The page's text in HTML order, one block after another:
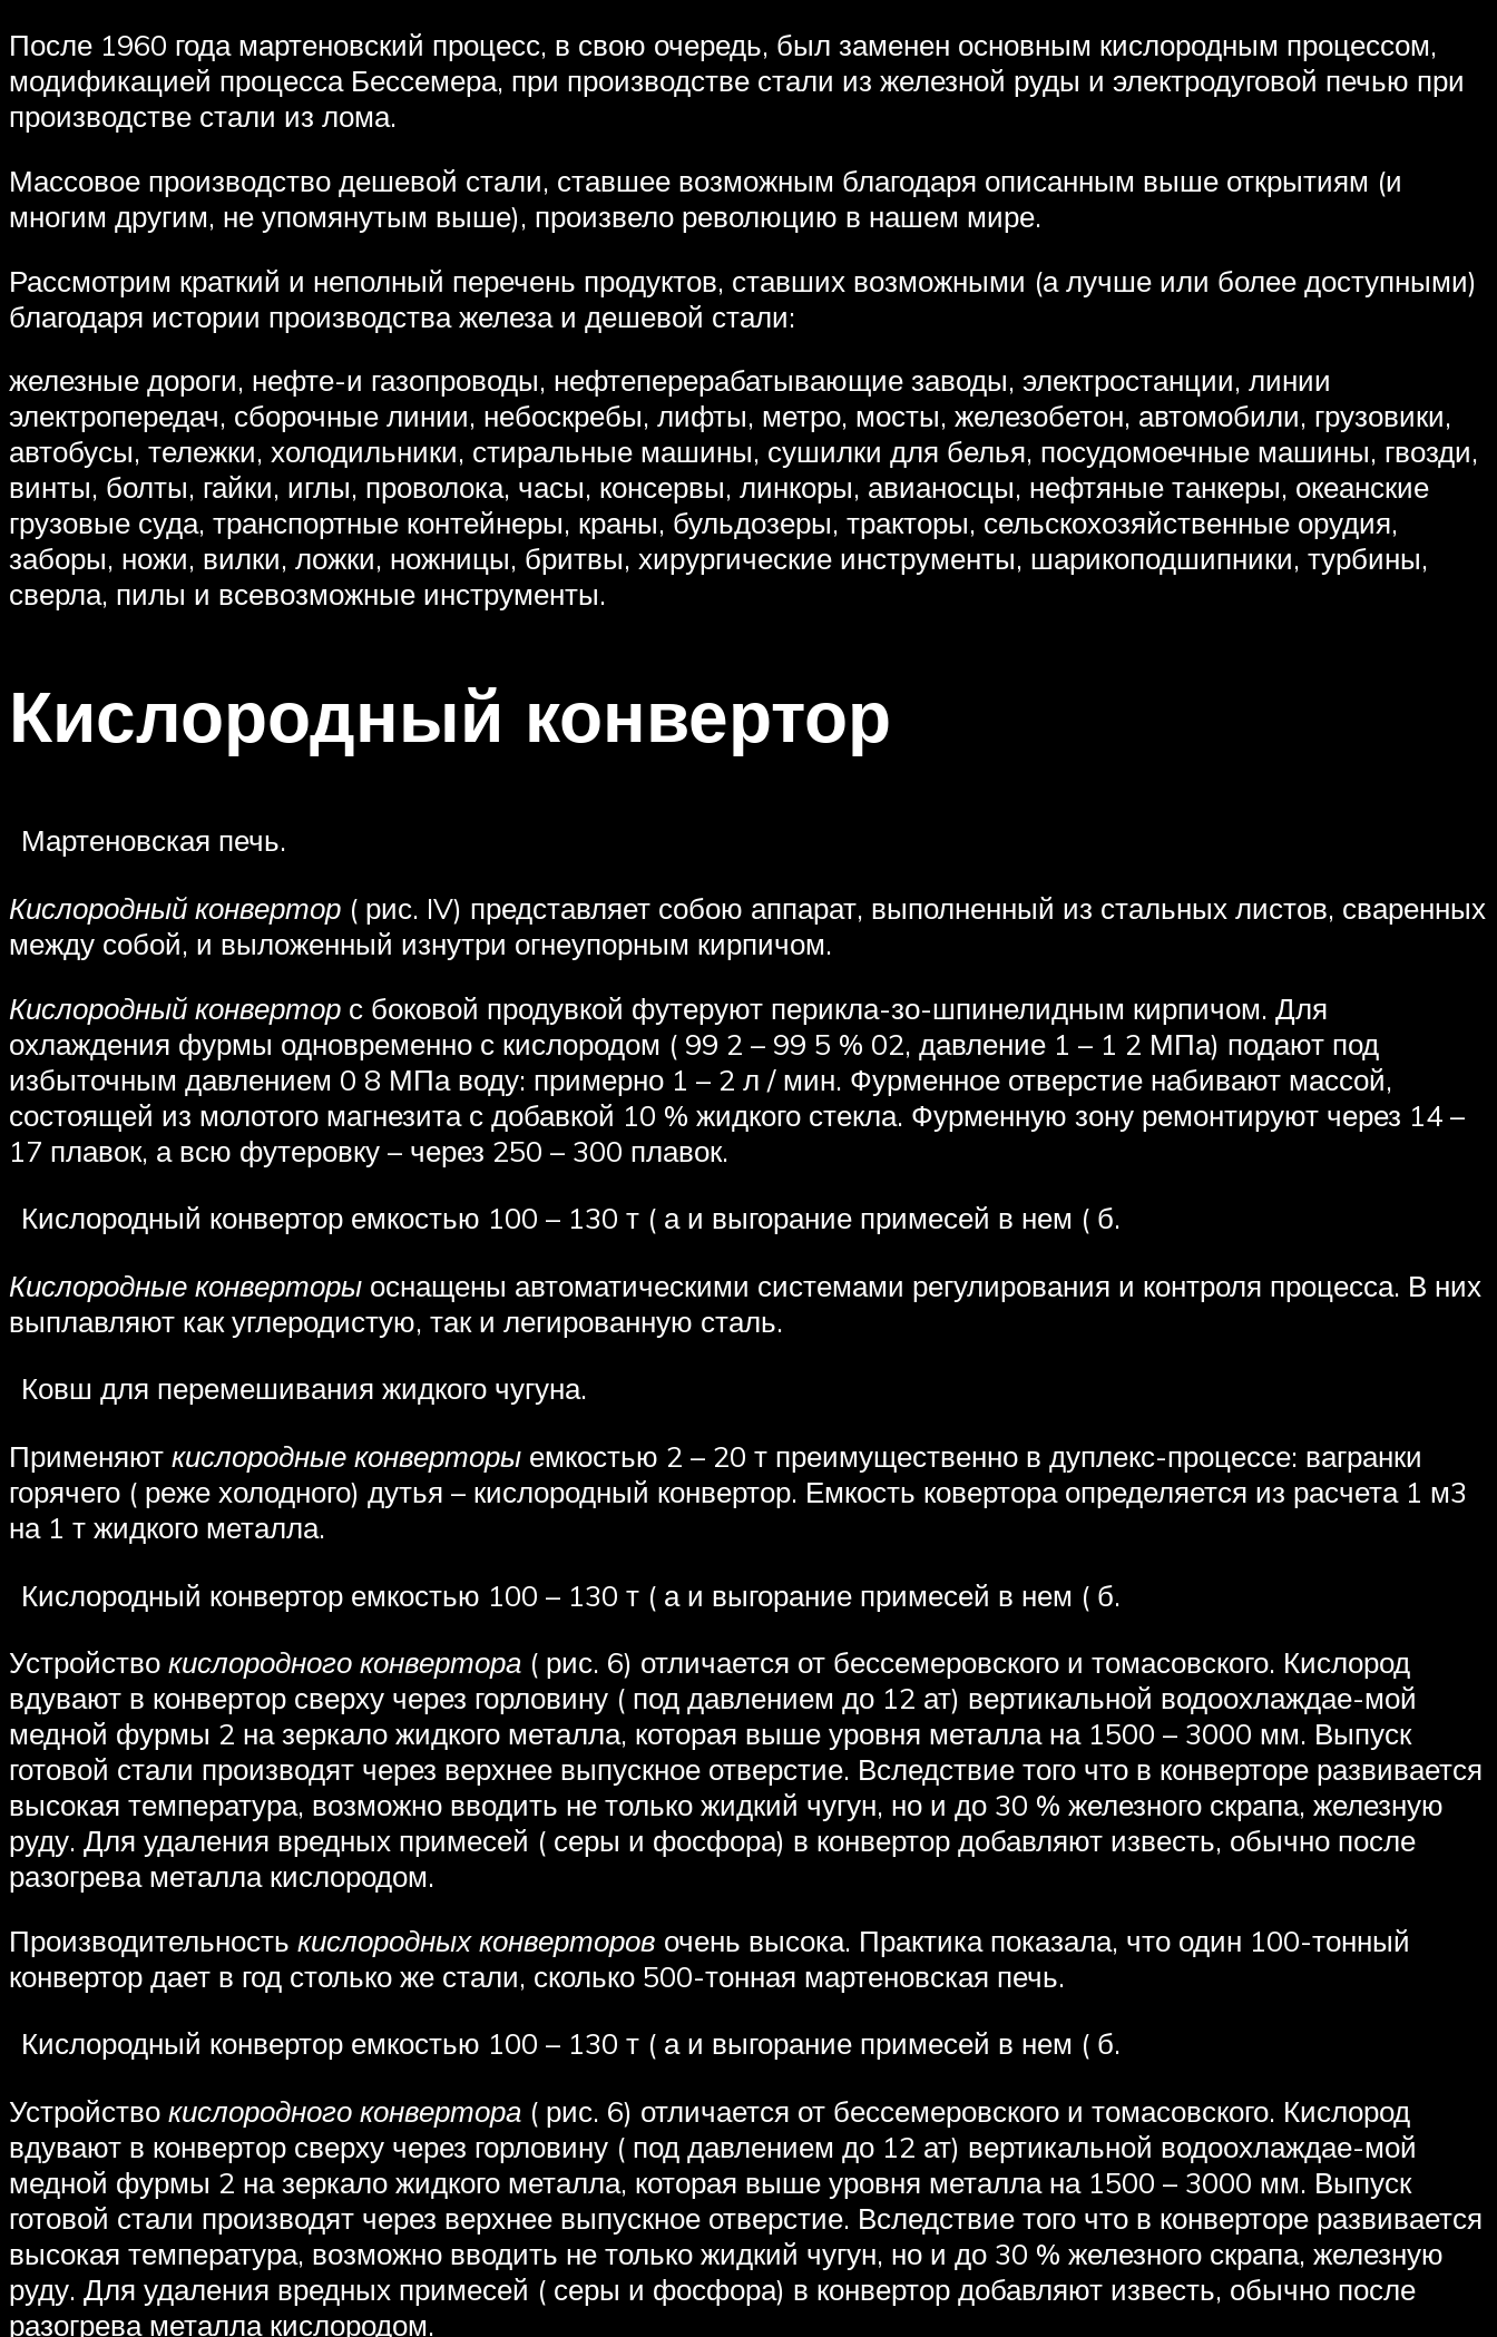
После 1960 года мартеновский процесс, в свою очередь, был заменен основным кислородным процессом,
модификацией процесса Бессемера, при производстве стали из железной руды и электродуговой печью при
производстве стали из лома.
Массовое производство дешевой стали, ставшее возможным благодаря описанным выше открытиям (и
многим другим, не упомянутым выше), произвело революцию в нашем мире.
Рассмотрим краткий и неполный перечень продуктов, ставших возможными (а лучше или более доступными)
благодаря истории производства железа и дешевой стали:
железные дороги, нефте-и газопроводы, нефтеперерабатывающие заводы, электростанции, линии
электропередач, сборочные линии, небоскребы, лифты, метро, мосты, железобетон, автомобили, грузовики,
автобусы, тележки, холодильники, стиральные машины, сушилки для белья, посудомоечные машины, гвозди,
винты, болты, гайки, иглы, проволока, часы, консервы, линкоры, авианосцы, нефтяные танкеры, океанские
грузовые суда, транспортные контейнеры, краны, бульдозеры, тракторы, сельскохозяйственные орудия,
заборы, ножи, вилки, ложки, ножницы, бритвы, хирургические инструменты, шарикоподшипники, турбины,
сверла, пилы и всевозможные инструменты.
Кислородный конвертор
Мартеновская печь.
Кислородный конвертор ( рис. IV) представляет собою аппарат, выполненный из стальных листов, сваренных
между собой, и выложенный изнутри огнеупорным кирпичом.
Кислородный конвертор с боковой продувкой футеруют перикла-зо-шпинелидным кирпичом. Для
охлаждения фурмы одновременно с кислородом ( 99 2 – 99 5 % 02, давление 1 – 1 2 МПа) подают под
избыточным давлением 0 8 МПа воду: примерно 1 – 2 л / мин. Фурменное отверстие набивают массой,
состоящей из молотого магнезита с добавкой 10 % жидкого стекла. Фурменную зону ремонтируют через 14 –
17 плавок, а всю футеровку – через 250 – 300 плавок.
Кислородный конвертор емкостью 100 – 130 т ( а и выгорание примесей в нем ( б.
Кислородные конверторы оснащены автоматическими системами регулирования и контроля процесса. В них
выплавляют как углеродистую, так и легированную сталь.
Ковш для перемешивания жидкого чугуна.
Применяют кислородные конверторы емкостью 2 – 20 т преимущественно в дуплекс-процессе: вагранки
горячего ( реже холодного) дутья – кислородный конвертор. Емкость ковертора определяется из расчета 1 м3
на 1 т жидкого металла.
Кислородный конвертор емкостью 100 – 130 т ( а и выгорание примесей в нем ( б.
Устройство кислородного конвертора ( рис. 6) отличается от бессемеровского и томасовского. Кислород
вдувают в конвертор сверху через горловину ( под давлением до 12 ат) вертикальной водоохлаждае-мой
медной фурмы 2 на зеркало жидкого металла, которая выше уровня металла на 1500 – 3000 мм. Выпуск
готовой стали производят через верхнее выпускное отверстие. Вследствие того что в конверторе развивается
высокая температура, возможно вводить не только жидкий чугун, но и до 30 % железного скрапа, железную
руду. Для удаления вредных примесей ( серы и фосфора) в конвертор добавляют известь, обычно после
разогрева металла кислородом.
Производительность кислородных конверторов очень высока. Практика показала, что один 100-тонный
конвертор дает в год столько же стали, сколько 500-тонная мартеновская печь.
Кислородный конвертор емкостью 100 – 130 т ( а и выгорание примесей в нем ( б.
Устройство кислородного конвертора ( рис. 6) отличается от бессемеровского и томасовского. Кислород
вдувают в конвертор сверху через горловину ( под давлением до 12 ат) вертикальной водоохлаждае-мой
медной фурмы 2 на зеркало жидкого металла, которая выше уровня металла на 1500 – 3000 мм. Выпуск
готовой стали производят через верхнее выпускное отверстие. Вследствие того что в конверторе развивается
высокая температура, возможно вводить не только жидкий чугун, но и до 30 % железного скрапа, железную
руду. Для удаления вредных примесей ( серы и фосфора) в конвертор добавляют известь, обычно после
разогрева металла кислородом.